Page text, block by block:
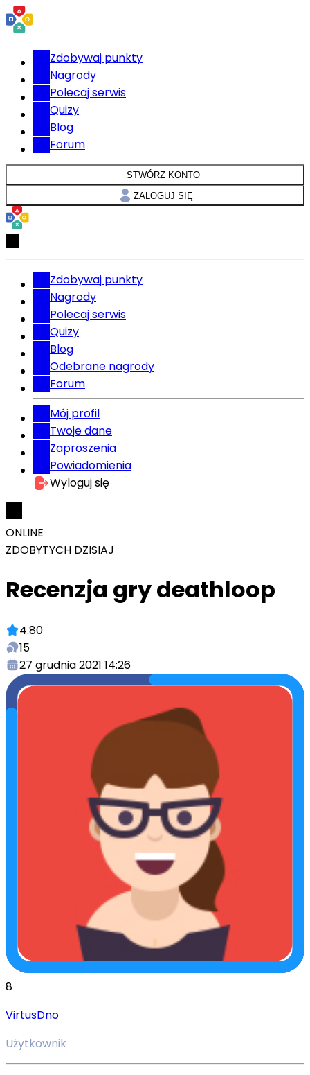
Zdobywaj punkty
Nagrody
Polecaj serwis
Quizy
Blog
Forum
STWÓRZ KONTO
ZALOGUJ SIĘ
Zdobywaj punkty
Nagrody
Polecaj serwis
Quizy
Blog
Odebrane nagrody
Forum
Mój profil
Twoje dane
Zaproszenia
Powiadomienia
Wyloguj się
ONLINE
ZDOBYTYCH DZISIAJ
Recenzja gry deathloop
4.80
15
27 grudnia 2021 14:26
8
VirtusDno
Użytkownik